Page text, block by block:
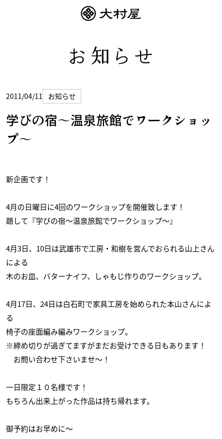
学びの宿〜温泉旅館でワークショッ
プ〜
2011/04/11 お知らせ
新企画です！
4月の日曜日に4回のワークショップを開催致します！
題して『学びの宿〜温泉旅館でワークショップ〜』
4月3日、10日は武雄市で工房・和樹を営んでおられる山上さん
による
木のお皿、バターナイフ、しゃもじ作りのワークショップ。
4月17日、24日は白石町で家具工房を始められた本山さんによ
る
椅子の座面編み編みワークショップ。
※締め切りが過ぎてますがまだお受けできる日もあります！
お問い合わせ下さいませ〜！
一日限定１０名様です！
もちろん出来上がった作品は持ち帰れます。
御予約はお早めに〜